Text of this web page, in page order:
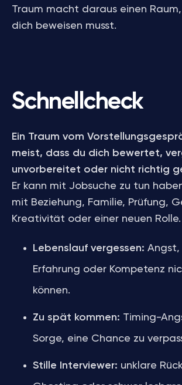
Traum macht daraus einen
dich beweisen musst.
Schnellcheck
Ein Traum vom
meist, dass du dich bewertet,
unvorbereitet oder nicht richtig
Er kann mit Jobsuche zu tun
mit Beziehung, Familie, Prüfung,
Kreativität oder einer neuen Rolle.
Lebenslauf vergessen: Angst,
Erfahrung oder Kompetenz
können.
Zu spät kommen: Timing-
Sorge, eine Chance zu
Stille Interviewer: unklare